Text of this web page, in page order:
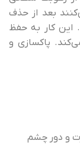
بعد از حذف
این کار به حفظ
پاکسازی و
و دور چشم